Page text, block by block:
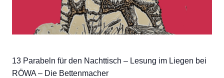
13 Parabeln für den Nachttisch – Lesung im Liegen bei
RÖWA – Die Bettenmacher